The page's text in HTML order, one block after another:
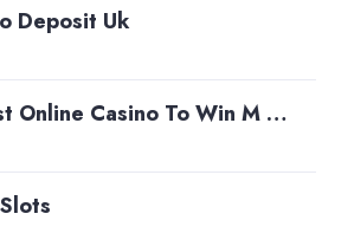
Deposit Uk
Online Casino To Win M …